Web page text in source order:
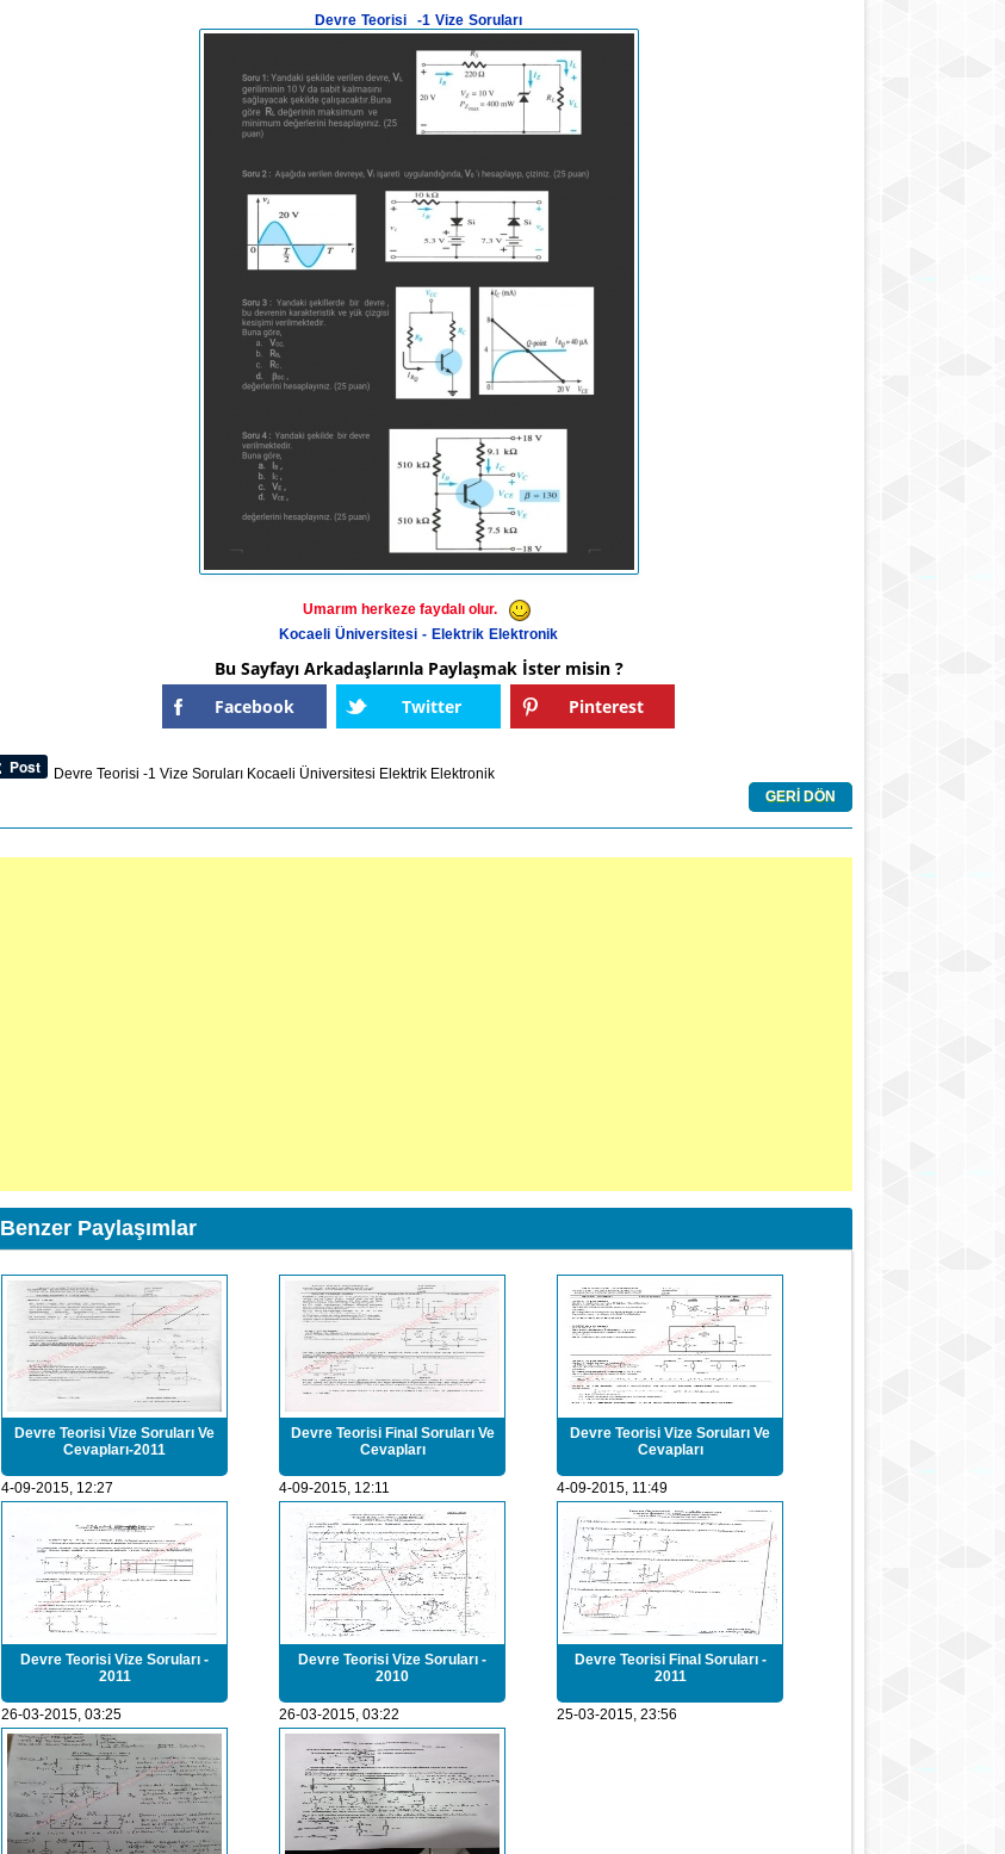
Devre Teorisi -1 Vize Soruları
Umarım herkeze faydalı olur.
Kocaeli Üniversitesi - Elektrik Elektronik
Bu Sayfayı Arkadaşlarınla Paylaşmak İster misin ?
Facebook
Twitter Pinterest
Devre Teorisi -1 Vize Soruları Kocaeli Üniversitesi Elektrik Elektronik
GERİ DÖN
Benzer Paylaşımlar
Devre Teorisi Vize Soruları Ve
Cevapları-2011
4-09-2015, 12:27
Devre Teorisi Final Soruları Ve
Cevapları
4-09-2015, 12:11
Devre Teorisi Vize Soruları Ve
Cevapları
4-09-2015, 11:49
Devre Teorisi Vize Soruları -
2011
26-03-2015, 03:25
Devre Teorisi Vize Soruları -
2010
26-03-2015, 03:22
Devre Teorisi Final Soruları -
2011
25-03-2015, 23:56